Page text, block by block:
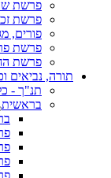
פרשת
פרשת
פורים,
פרשת
פרשת
תורה, נביאים
תנ"ך -
בראשית